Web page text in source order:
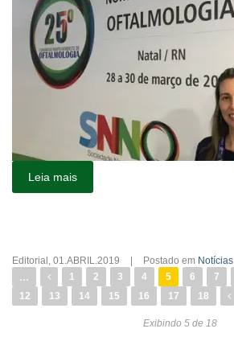
Leia mais
Editorial , 01.ABRIL.2019 Postado em Notícias
... 1 2 3 4 5 6 7
12
13 14 15 16 17 18
Exibindo 5 de 18